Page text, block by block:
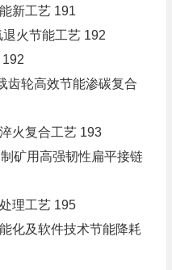
新工艺 191
火节能工艺 192
齿轮高效节能渗碳复合
火复合工艺 193
矿用高强韧性扁平接链
理工艺 195
化及软件技术节能降耗